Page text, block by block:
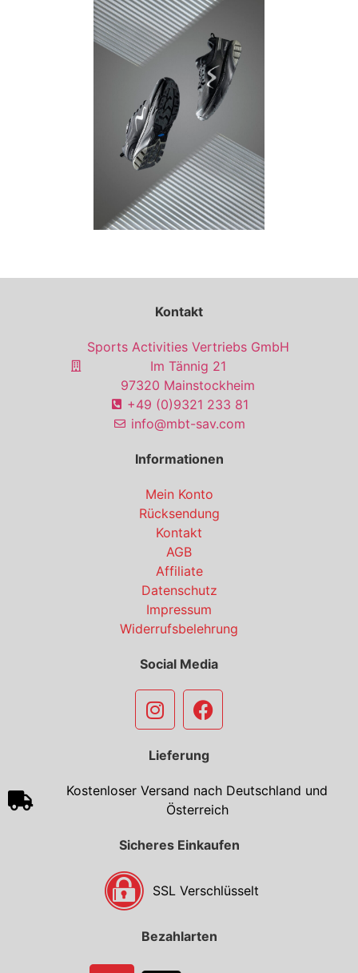
Kontakt
Sports Activities Vertriebs GmbH
Im Tännig 21
97320 Mainstockheim
+49 (0)9321 233 81
info@mbt-sav.com
Informationen
Mein Konto
Rücksendung
Kontakt
AGB
Affiliate
Datenschutz
Impressum
Widerrufsbelehrung
Social Media
Lieferung
Kostenloser Versand nach Deutschland und
Österreich
Sicheres Einkaufen
SSL Verschlüsselt
Bezahlarten